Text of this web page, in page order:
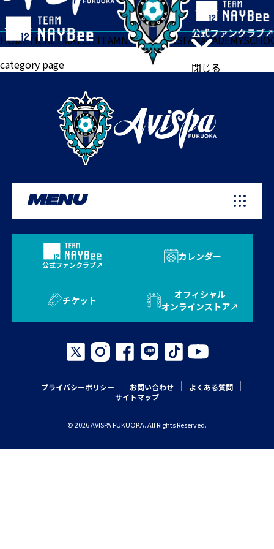
閉じる
HOMETICKETMATCHTEAMNEWSGOODSFANACADEMY
category page
MENU
公式ファンクラブ
カレンダー
チケット
オフィシャル
オンラインストア
プライバシーポリシー お問い合わせ
よくある質問
サイトマップ
© 2026 AVISPA FUKUOKA. All Rights Reserved.